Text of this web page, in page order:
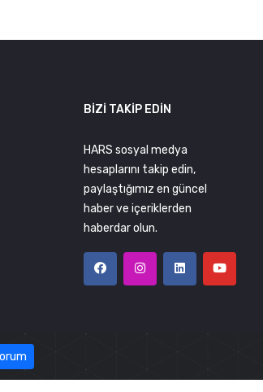
BIZI TAKIP EDIN
HARS sosyal medya
hesaplarını takip edin,
paylaştığımız en güncel
haber ve içeriklerden
haberdar olun.